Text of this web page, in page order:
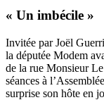
« Un imbécile »
Invitée par Joël
la députée Modem
de la rue Monsieur
séances à
surprise son hôte en